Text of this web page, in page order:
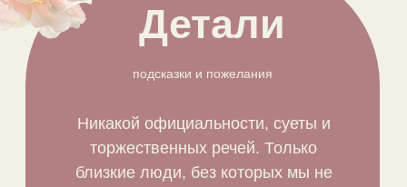
Детали
Никакой официальности, суеты и
торжественных речей. Только
близкие люди, без которых мы не
подсказки и пожелания